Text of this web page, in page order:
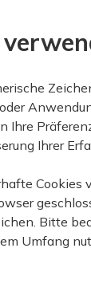
Ihre
Ihrer
Bitte
Umfang